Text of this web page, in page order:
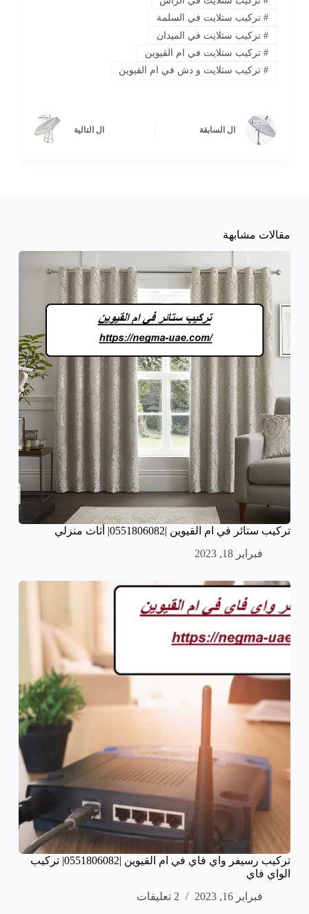
#تركيب ستلايت في السلمة
#تركيب ستلايت في الميدان
#تركيب ستلايت في ام القيوين
#تركيب ستلايت و دش في ام القيوين
ال السابقة ال التالية
مقالات مشابهة
تركيب ستائر في ام القيوين |0551806082| أثاث منزلي
فبراير 18, 2023
تركيب رسيفر واي فاي في ام القيوين |0551806082| تركيب
الواي فاي
فبراير 16, 2023
2 تعليقات